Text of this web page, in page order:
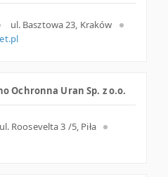
ul. Basztowa 23, Kraków
Ochronna Uran Sp. z o.o.
ul. Roosevelta 3 /5, Piła